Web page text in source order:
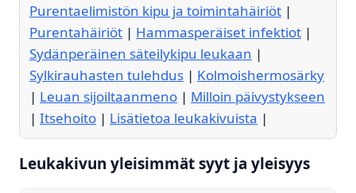
Purentaelimistön kipu ja toimintahäiriöt |
Purentahäiriöt | Hammasperäiset infektiot |
Sydänperäinen säteilykipu leukaan |
Sylkirauhasten tulehdus | Kolmoishermosärky
| Leuan sijoiltaanmeno | Milloin päivystykseen
| Itsehoito | Lisätietoa leukakivuista |
Leukakivun yleisimmät syyt ja yleisyys